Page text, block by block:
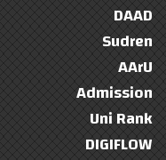
DAAD
Sudren
AArU
Admission
Uni Rank
DIGIFLOW